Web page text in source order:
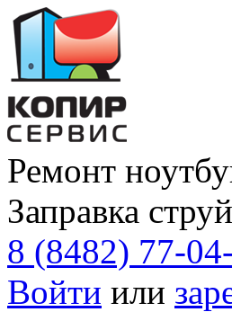
Ремонт
Заправка
8 (8482) 77-
Войти или